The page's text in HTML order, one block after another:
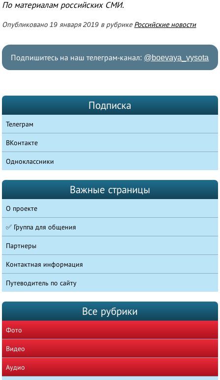
По материалам российских СМИ.
Опубликовано 19 января 2019 в рубрике Российские новости
Подпишитесь на наш телеграм-канал: @boevaya_vysota
Подписка
Телеграм
ВКонтакте
Одноклассники
Важные страницы
О проекте
✅ Группа для общения
Партнеры
Контактная информация
Путеводитель по сайту
Все рубрики
Фото
Видео
Аудио